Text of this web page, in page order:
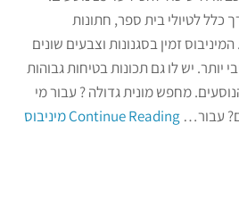
כלל לטיולי בית ספר, חתונות
זמין בסגנונות וצבעים שונים
יש לו גם תכונות בטיחות גבוהות
מחפש מונית גדולה ? עבור מי
Continue Readingמיניבוס